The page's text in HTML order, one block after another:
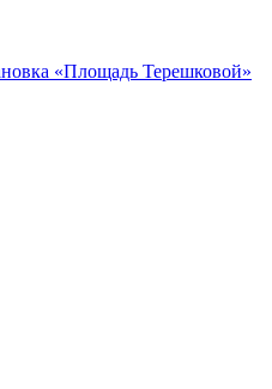
«Площадь Терешковой»